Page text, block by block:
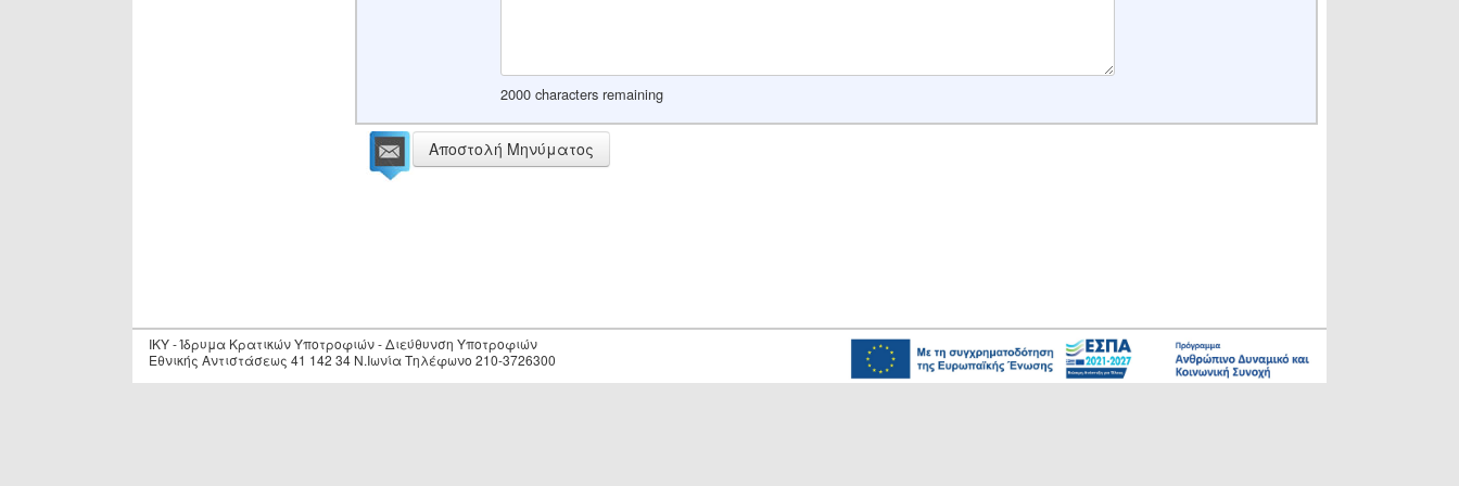
2000 characters remaining
Αποστολή Μηνύματος
IKY - Ίδρυμα Κρατικών Υποτροφιών - Διεύθυνση Υποτροφιών
Εθνικής Αντιστάσεως 41 142 34 Ν.Ιωνία Τηλέφωνο 210-3726300